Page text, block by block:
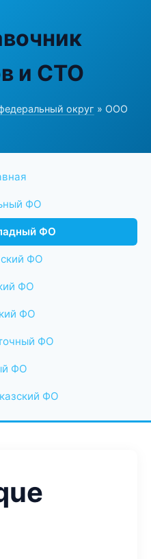
и СТО
округ » ООО
ФО
ФО
ФО
ФО
ФО
ФО
ФО
ФО